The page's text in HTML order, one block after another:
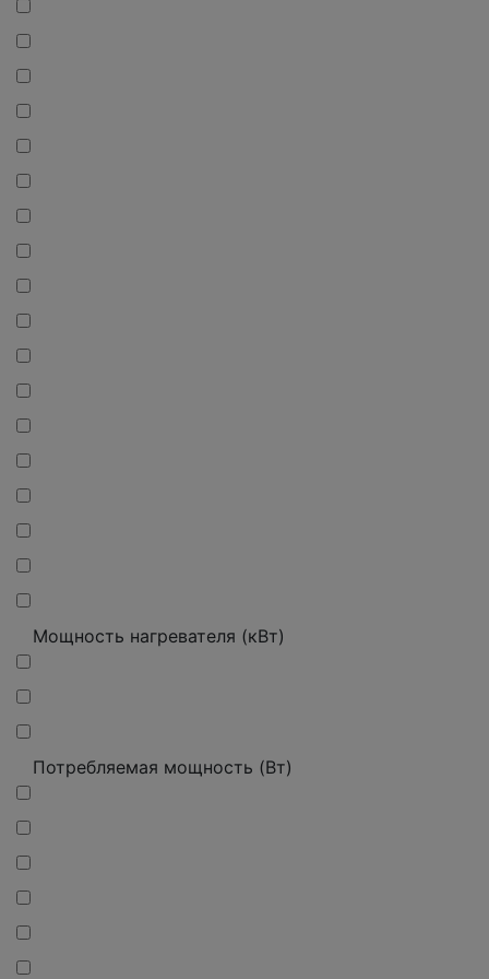
Мощность нагревателя (кВт)
Потребляемая мощность (Вт)